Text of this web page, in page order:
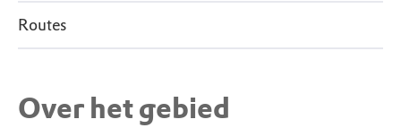
Routes
Over het gebied